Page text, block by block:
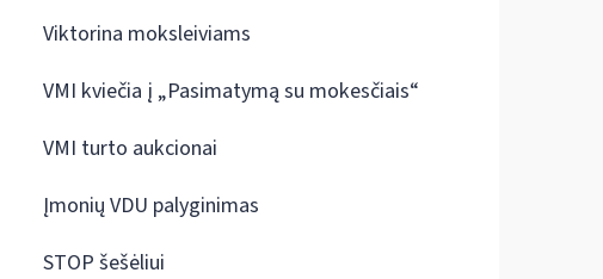
Viktorina moksleiviams
VMI kviečia į „Pasimatymą su mokesčiais“
VMI turto aukcionai
Įmonių VDU palyginimas
STOP šešėliui